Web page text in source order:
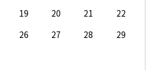
19 20 21
22
26 27 28
29